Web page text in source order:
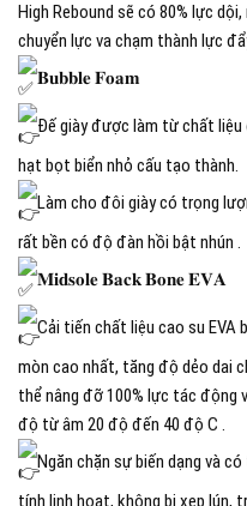
High Rebound sẽ có 80% lực
chuyển lực va chạm thành lực
𝐁𝐮𝐛𝐛𝐥𝐞 𝐅𝐨𝐚𝐦
Đế giày được làm từ chất liệu
hạt bọt biển nhỏ cấu tạo thành.
Làm cho đôi giày có trọng
rất bền có độ đàn hồi bật nhún .
𝐌𝐢𝐝𝐬𝐨𝐥𝐞 𝐁𝐚𝐜𝐤 𝐁𝐨𝐧𝐞 𝐄𝐕𝐀
Cải tiến chất liệu cao su EVA
mòn cao nhất, tăng độ dẻo dai
thể nâng đỡ 100% lực tác động
độ từ âm 20 độ đến 40 độ C .
Ngăn chặn sự biến dạng và
tính linh hoạt, không bị xẹp lún,